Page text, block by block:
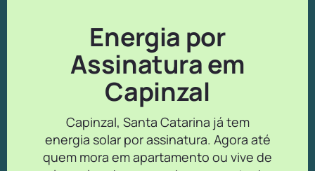
Energia por
Assinatura em
Capinzal
Capinzal, Santa Catarina já tem
energia solar por assinatura. Agora até
quem mora em apartamento ou vive de